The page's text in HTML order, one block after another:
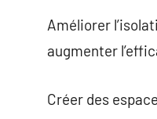
Améliorer
augmenter
Créer des